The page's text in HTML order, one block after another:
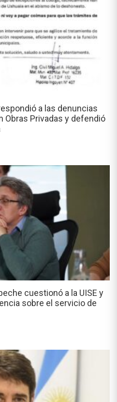
a las denuncias
Obras Privadas y defendió
cuestionó a la UISE y
sobre el servicio de